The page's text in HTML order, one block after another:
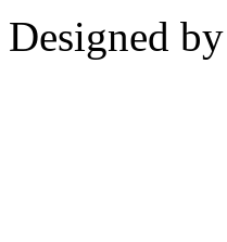
Designed by